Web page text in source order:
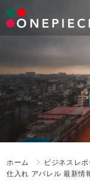
Skip
to
ホーム
ビジネスレポ
仕入れ アパレル 最新情